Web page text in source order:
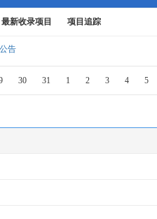
最新收录项目 项目追踪
告
30 31 1 2 3 4 5